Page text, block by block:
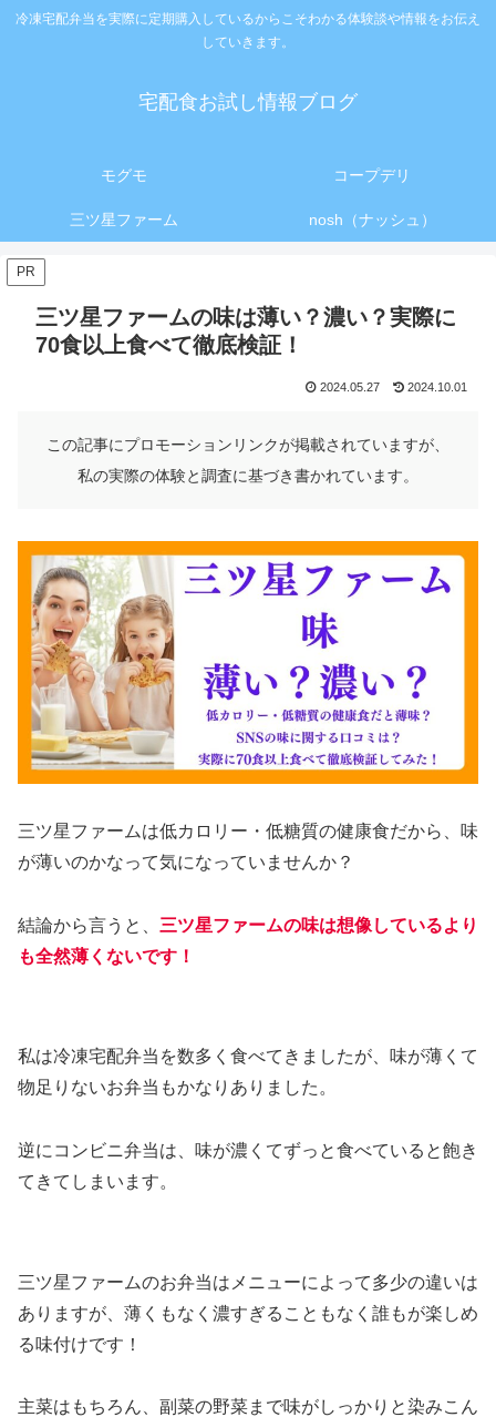
冷凍宅配弁当を実際に定期購入しているからこそわかる体験談や情報をお伝え
していきます。
宅配食お試し情報ブログ
モグモ コープデリ
三ツ星ファーム nosh（ナッシュ）
PR
三ツ星ファームの味は薄い？濃い？実際に
70食以上食べて徹底検証！
2024.05.27 2024.10.01
この記事にプロモーションリンクが掲載されていますが、
私の実際の体験と調査に基づき書かれています。
三ツ星ファームは低カロリー・低糖質の健康食だから、味
が薄いのかなって気になっていませんか？
結論から言うと、 三ツ星ファームの味は想像しているより
も全然薄くないです！
私は冷凍宅配弁当を数多く食べてきましたが、味が薄くて
物足りないお弁当もかなりありました。
逆にコンビニ弁当は、味が濃くてずっと食べていると飽き
てきてしまいます。
三ツ星ファームのお弁当はメニューによって多少の違いは
ありますが、薄くもなく濃すぎることもなく誰もが楽しめ
る味付けです！
主菜はもちろん、副菜の野菜まで味がしっかりと染みこん